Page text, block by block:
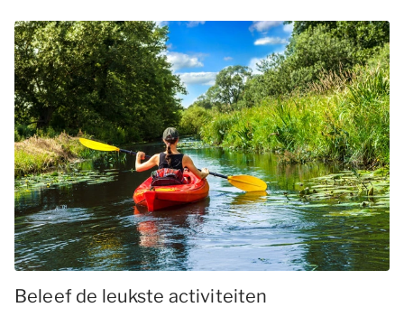
Beleef de leukste activiteiten